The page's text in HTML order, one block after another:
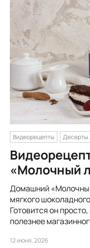
Видеорецепты Десерты
«Молочный
Домашний
мягкого
Готовится он
полезнее
12 июня, 2026